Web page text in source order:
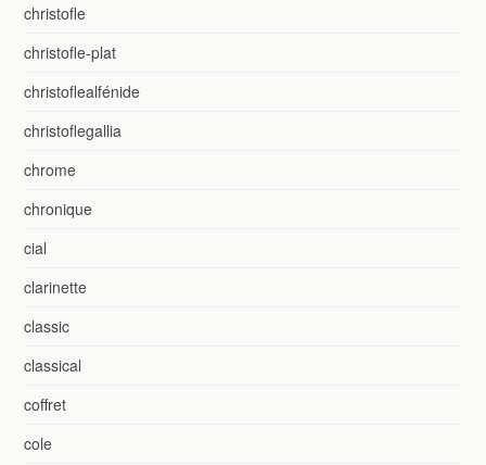
christofle
christofle-plat
christoflealfénide
christoflegallia
chrome
chronique
cial
clarinette
classic
classical
coffret
cole